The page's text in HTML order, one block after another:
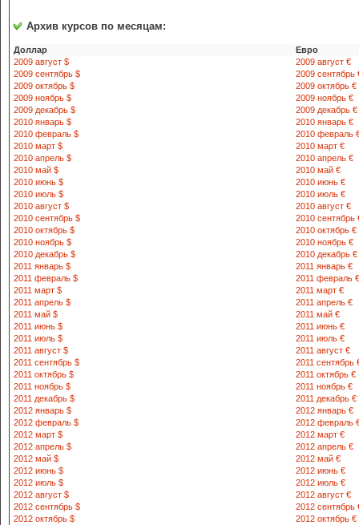
Архив курсов по месяцам:
Доллар
Евро
2009 август $
2009 август €
2009 сентябрь $
2009 сентябрь
2009 октябрь $
2009 октябрь €
2009 ноябрь $
2009 ноябрь €
2009 декабрь $
2009 декабрь €
2010 январь $
2010 январь €
2010 февраль $
2010 февраль
2010 март $
2010 март €
2010 апрель $
2010 апрель €
2010 май $
2010 май €
2010 июнь $
2010 июнь €
2010 июль $
2010 июль €
2010 август $
2010 август €
2010 сентябрь $
2010 сентябрь
2010 октябрь $
2010 октябрь €
2010 ноябрь $
2010 ноябрь €
2010 декабрь $
2010 декабрь €
2011 январь $
2011 январь €
2011 февраль $
2011 февраль €
2011 март $
2011 март €
2011 апрель $
2011 апрель €
2011 май $
2011 май €
2011 июнь $
2011 июнь €
2011 июль $
2011 июль €
2011 август $
2011 август €
2011 сентябрь $
2011 сентябрь
2011 октябрь $
2011 октябрь €
2011 ноябрь $
2011 ноябрь €
2011 декабрь $
2011 декабрь €
2012 январь $
2012 январь €
2012 февраль $
2012 февраль
2012 март $
2012 март €
2012 апрель $
2012 апрель €
2012 май $
2012 май €
2012 июнь $
2012 июнь €
2012 июль $
2012 июль €
2012 август $
2012 август €
2012 сентябрь $
2012 сентябрь
2012 октябрь $
2012 октябрь €